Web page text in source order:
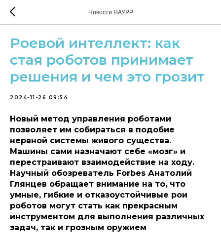
Новости НАУРР
Роевой интеллект: как
стая роботов принимает
решения и чем это грозит
2024-11-26 09:54
Новый метод управления роботами
позволяет им собираться в подобие
нервной системы живого существа.
Машины сами назначают себе «мозг» и
перестраивают взаимодействие на ходу.
Научный обозреватель Forbes Анатолий
Глянцев обращает внимание на то, что
умные, гибкие и отказоустойчивые рои
роботов могут стать как прекрасным
инструментом для выполнения различных
задач, так и грозным оружием